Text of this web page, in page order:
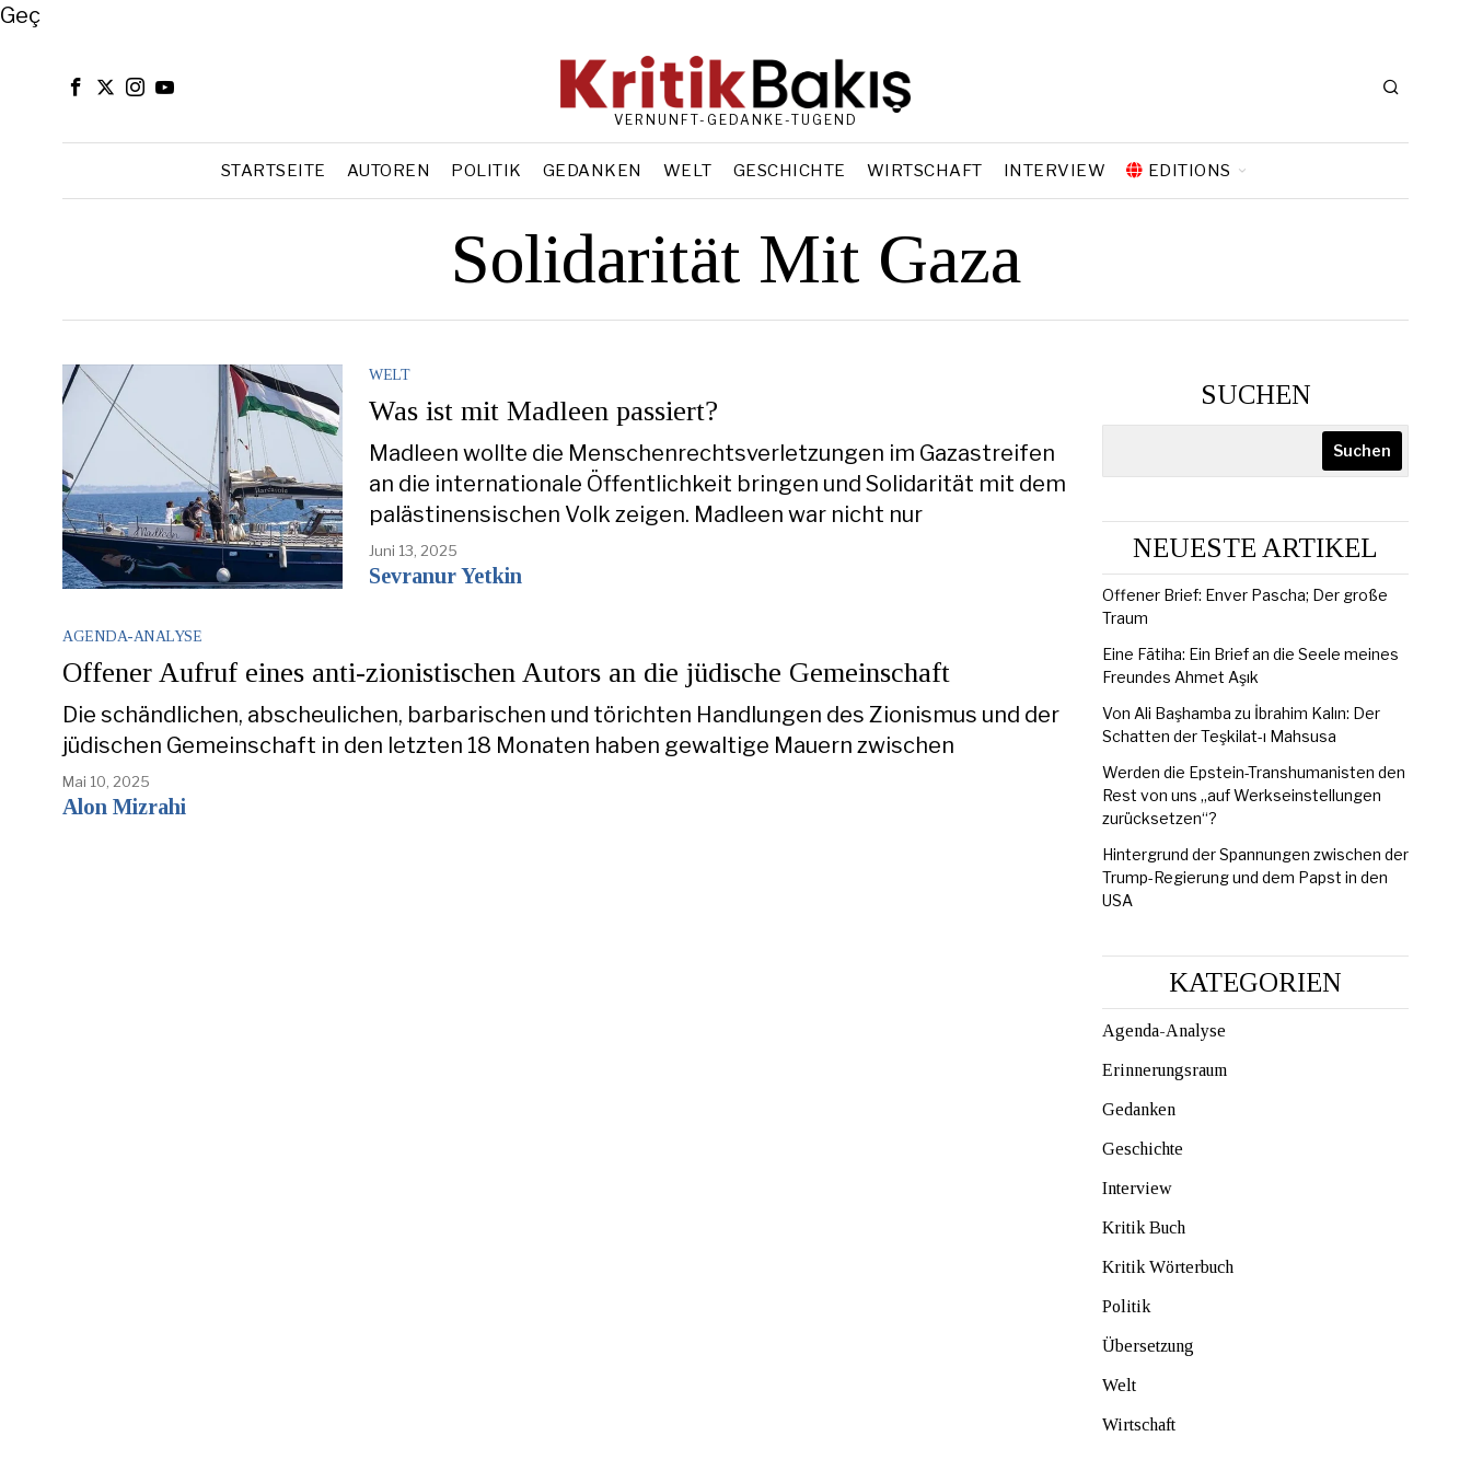
Close
Geç
VERNUNFT-GEDANKE-TUGEND
STARTSEITE AUTOREN POLITIK GEDANKEN WELT GESCHICHTE WIRTSCHAFT INTERVIEW EDITIONS
Solidarität Mit Gaza
WELT
Was ist mit Madleen passiert?
Madleen wollte die Menschenrechtsverletzungen im Gazastreifen
an die internationale Öffentlichkeit bringen und Solidarität mit dem
palästinensischen Volk zeigen. Madleen war nicht nur
Juni 13, 2025
Sevranur Yetkin
AGENDA-ANALYSE
Offener Aufruf eines anti-zionistischen Autors an die jüdische Gemeinschaft
Die schändlichen, abscheulichen, barbarischen und törichten Handlungen des Zionismus und der
jüdischen Gemeinschaft in den letzten 18 Monaten haben gewaltige Mauern zwischen
Mai 10, 2025
Alon Mizrahi
SUCHEN
Suchen
NEUESTE ARTIKEL
Offener Brief: Enver Pascha; Der große
Traum
Eine Fātiha: Ein Brief an die Seele meines
Freundes Ahmet Aşık
Von Ali Başhamba zu İbrahim Kalın: Der
Schatten der Teşkilat-ı Mahsusa
Werden die Epstein-Transhumanisten den
Rest von uns „auf Werkseinstellungen
zurücksetzen“?
Hintergrund der Spannungen zwischen der
Trump-Regierung und dem Papst in den
USA
KATEGORIEN
Agenda-Analyse
Erinnerungsraum
Gedanken
Geschichte
Interview
Kritik Buch
Kritik Wörterbuch
Politik
Übersetzung
Welt
Wirtschaft